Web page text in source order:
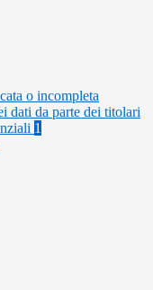
o incompleta
dati da parte dei titolari
1